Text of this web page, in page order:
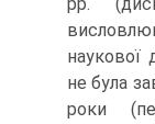
наукової
не була
роки